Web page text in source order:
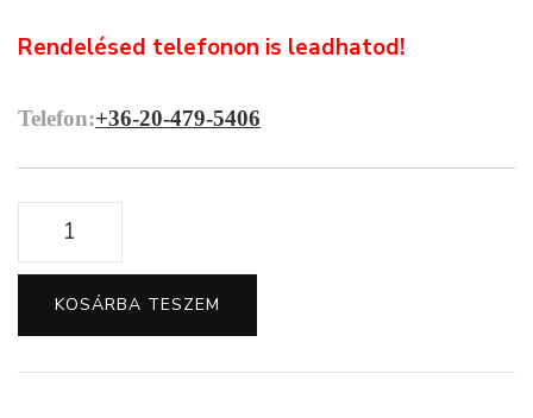
Rendelésed telefonon is leadhatod!
Telefon:+36-20-479-5406
Bolondos
cicás
pitypangos
tányér
szett
KOSÁRBA TESZEM